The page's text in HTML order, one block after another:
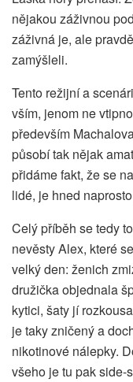
nějakou záživnou
záživná je, ale
zamýšleli.
Tento režijní a
vším, jenom ne
především
působí tak nějak
přidáme fakt, že se
lidé, je hned
Celý příběh se tedy
nevěsty Alex, které
velký den: ženich
družička objednala
kytici, šaty jí
je taky zničený a
nikotinové nálepky.
všeho je tu pak side-